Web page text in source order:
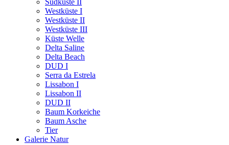
Westküste I
Westküste II
Westküste III
Küste Welle
Delta Saline
Delta Beach
DUD I
Serra da Estrela
Lissabon I
Lissabon II
DUD II
Baum Korkeiche
Baum Asche
Tier
Galerie Natur